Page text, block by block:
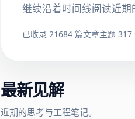
继续沿着时间线阅读近期
已收录 21684 篇文章主题 317
最新见解
近期的思考与工程笔记。